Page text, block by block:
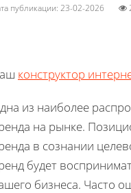
публикации: 23-02-2026
конструктор
из наиболее
на рынке.
в сознании
будет
бизнеса. Часто